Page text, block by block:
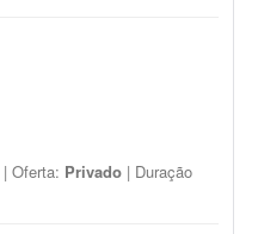
| Oferta: Privado | Duração